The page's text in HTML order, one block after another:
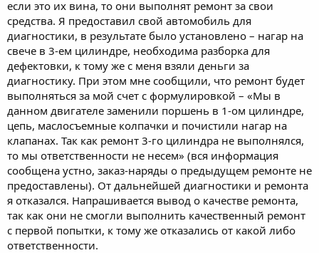
если это их вина, то они выполнят ремонт за свои
средства. Я предоставил свой автомобиль для
диагностики, в результате было установлено – нагар на
свече в 3-ем цилиндре, необходима разборка для
дефектовки, к тому же с меня взяли деньги за
диагностику. При этом мне сообщили, что ремонт будет
выполняться за мой счет с формулировкой – «Мы в
данном двигателе заменили поршень в 1-ом цилиндре,
цепь, маслосъемные колпачки и почистили нагар на
клапанах. Так как ремонт 3-го цилиндра не выполнялся,
то мы ответственности не несем» (вся информация
сообщена устно, заказ-наряды о предыдущем ремонте не
предоставлены). От дальнейшей диагностики и ремонта
я отказался. Напрашивается вывод о качестве ремонта,
так как они не смогли выполнить качественный ремонт
с первой попытки, к тому же отказались от какой либо
ответственности.